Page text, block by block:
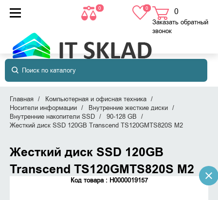
0 0 0
в корзине
Заказать обратный
звонок
Главная
Компьютерная и офисная техника
Носители информации
Внутренние жесткие диски
Внутренние накопители SSD
90-128 GB
Жесткий диск SSD 120GB Transcend TS120GMTS820S M2
Жесткий диск SSD 120GB
Transcend TS120GMTS820S M2
Код товара : Н0000019157